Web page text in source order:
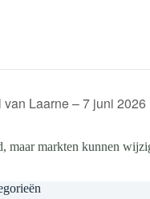
Laarne – 7 juni 2026
maar markten kunnen